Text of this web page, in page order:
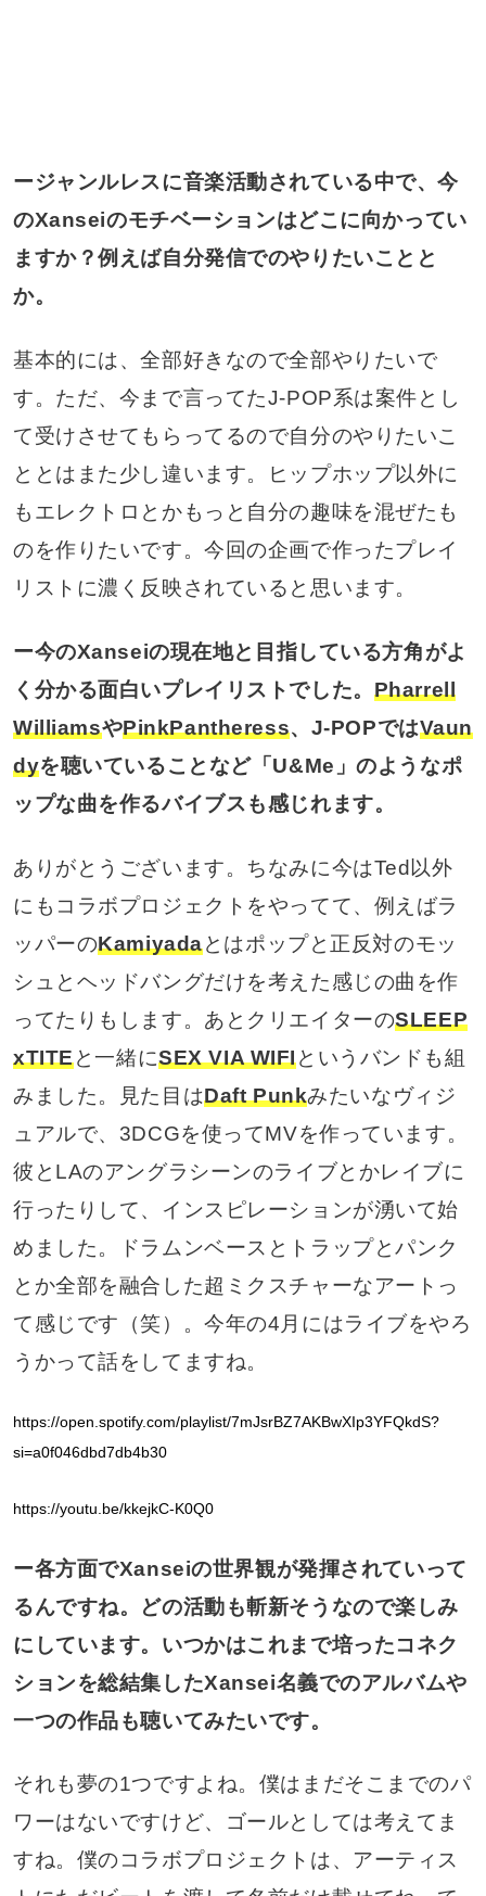
ージャンルレスに音楽活動されている中で、今
のXanseiのモチベーションはどこに向かってい
ますか？例えば自分発信でのやりたいことと
か。
基本的には、全部好きなので全部やりたいで
す。ただ、今まで言ってたJ-POP系は案件とし
て受けさせてもらってるので自分のやりたいこ
ととはまた少し違います。ヒップホップ以外に
もエレクトロとかもっと自分の趣味を混ぜたも
のを作りたいです。今回の企画で作ったプレイ
リストに濃く反映されていると思います。
ー今のXanseiの現在地と目指している方角がよ
く分かる面白いプレイリストでした。 Pharrell
WilliamsやPinkPantheress、J-POPではVaun
dyを聴いていることなど「U&Me」のようなポ
ップな曲を作るバイブスも感じれます。
ありがとうございます。ちなみに今はTed以外
にもコラボプロジェクトをやってて、例えばラ
ッパーのKamiyadaとはポップと正反対のモッ
シュとヘッドバングだけを考えた感じの曲を作
ってたりもします。あとクリエイターのSLEEP
xTITEと一緒にSEX VIA WIFIというバンドも組
みました。見た目はDaft Punkみたいなヴィジ
ュアルで、3DCGを使ってMVを作っています。
彼とLAのアングラシーンのライブとかレイブに
行ったりして、インスピレーションが湧いて始
めました。ドラムンベースとトラップとパンク
とか全部を融合した超ミクスチャーなアートっ
て感じです（笑）。今年の4月にはライブをやろ
うかって話をしてますね。
https://open.spotify.com/playlist/7mJsrBZ7AKBwXIp3YFQkdS?
si=a0f046dbd7db4b30
https://youtu.be/kkejkC-K0Q0
ー各方面でXanseiの世界観が発揮されていって
るんですね。どの活動も斬新そうなので楽しみ
にしています。いつかはこれまで培ったコネク
ションを総結集したXansei名義でのアルバムや
一つの作品も聴いてみたいです。
それも夢の1つですよね。僕はまだそこまでのパ
ワーはないですけど、ゴールとしては考えてま
すね。僕のコラボプロジェクトは、アーティス